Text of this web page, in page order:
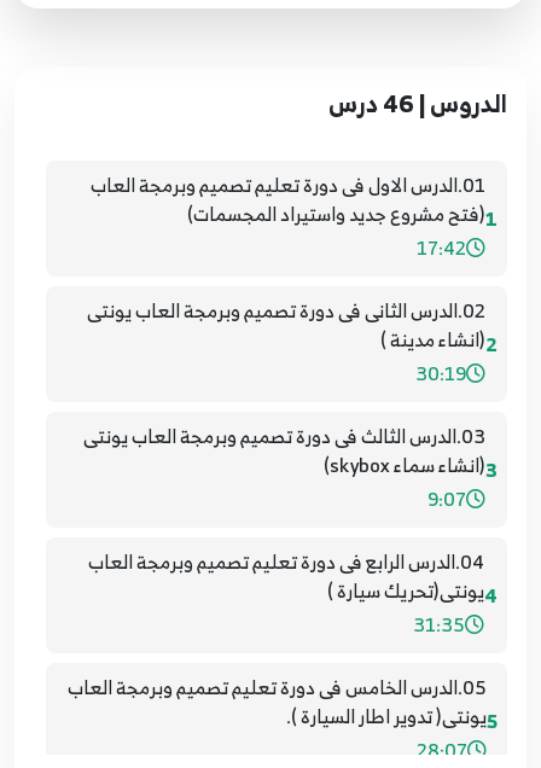
الدروس | 46 درس
1
01.الدرس الاول فى دورة تعليم تصميم وبرمجة العاب
(فتح مشروع جديد واستيراد المجسمات)
17:42
2
02.الدرس الثانى فى دورة تصميم وبرمجة العاب يونتى
(انشاء مدينة )
30:19
3
03.الدرس الثالث فى دورة تصميم وبرمجة العاب يونتى
(انشاء سماء skybox)
9:07
4
04.الدرس الرابع فى دورة تعليم تصميم وبرمجة العاب
يونتى(تحريك سيارة )
31:35
5
05.الدرس الخامس فى دورة تعليم تصميم وبرمجة العاب
يونتى( تدوير اطار السيارة ).
28:07